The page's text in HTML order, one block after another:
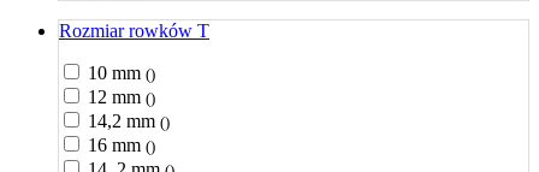
Rozmiar rowków T
10 mm ()
12 mm ()
14,2 mm ()
16 mm ()